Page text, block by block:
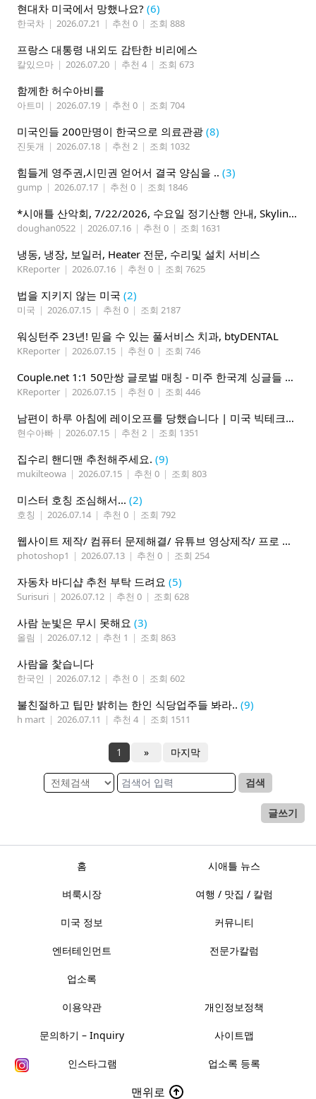
현대차 미국에서 망했나요? (6)
한국차 | 2026.07.21 | 추천 0 | 조회 888
프랑스 대통령 내외도 감탄한 비리에스
칼있으마 | 2026.07.20 | 추천 4 | 조회 673
함께한 허수아비를
아트미 | 2026.07.19 | 추천 0 | 조회 704
미국인들 200만명이 한국으로 의료관광 (8)
진돗개 | 2026.07.18 | 추천 2 | 조회 1032
힘들게 영주권,시민권 얻어서 결국 양심을 .. (3)
gump | 2026.07.17 | 추천 0 | 조회 1846
*시애틀 산악회, 7/22/2026, 수요일 정기산행 안내, Skyline Trail Loop(Mt. Rainier)*
doughan0522 | 2026.07.16 | 추천 0 | 조회 1631
냉동, 냉장, 보일러, Heater 전문, 수리및 설치 서비스
KReporter | 2026.07.16 | 추천 0 | 조회 7625
법을 지키지 않는 미국 (2)
미국 | 2026.07.15 | 추천 0 | 조회 2187
워싱턴주 23년! 믿을 수 있는 풀서비스 치과, btyDENTAL
KReporter | 2026.07.15 | 추천 0 | 조회 746
Couple.net 1:1 50만쌍 글로벌 매칭 - 미주 한국계 싱글들 모이세요
KReporter | 2026.07.15 | 추천 0 | 조회 446
남편이 하루 아침에 레이오프를 당했습니다 | 미국 빅테크의 현실
현수아빠 | 2026.07.15 | 추천 2 | 조회 1351
집수리 핸디맨 추천해주세요. (9)
mukilteowa | 2026.07.15 | 추천 0 | 조회 803
미스터 호칭 조심해서... (2)
호칭 | 2026.07.14 | 추천 0 | 조회 792
웹사이트 제작/ 컴퓨터 문제해결/ 유튜브 영상제작/ 프로 사진촬영
photoshop1 | 2026.07.13 | 추천 0 | 조회 254
자동차 바디샵 추천 부탁 드려요 (5)
Surisuri | 2026.07.12 | 추천 0 | 조회 628
사람 눈빛은 무시 못해요 (3)
올림 | 2026.07.12 | 추천 1 | 조회 863
사람을 찿습니다
한국인 | 2026.07.12 | 추천 0 | 조회 602
불친절하고 팁만 밝히는 한인 식당업주들 봐라.. (9)
h mart | 2026.07.11 | 추천 4 | 조회 1511
1 » 마지막
검색
글쓰기
홈 시애틀 뉴스
벼룩시장 여행 / 맛집 / 칼럼
미국 정보 커뮤니티
엔터테인먼트 전문가칼럼
업소록
이용약관 개인정보정책
문의하기 – Inquiry 사이트맵
인스타그램 업소록 등록
맨위로